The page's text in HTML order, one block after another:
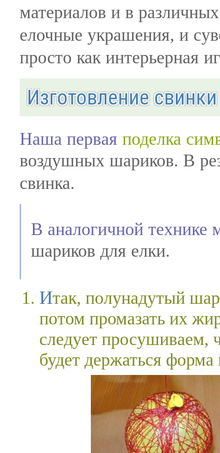
материалов и в
елочные украшения, и
просто как интерьерная
Изготовление
Наша первая поделка
воздушных шариков. В
свинка.
В аналогичной технике
шариков для елки.
Итак, полунадутый шарик нужно обмотать нитками,
потом промазать их
следует
будет держаться